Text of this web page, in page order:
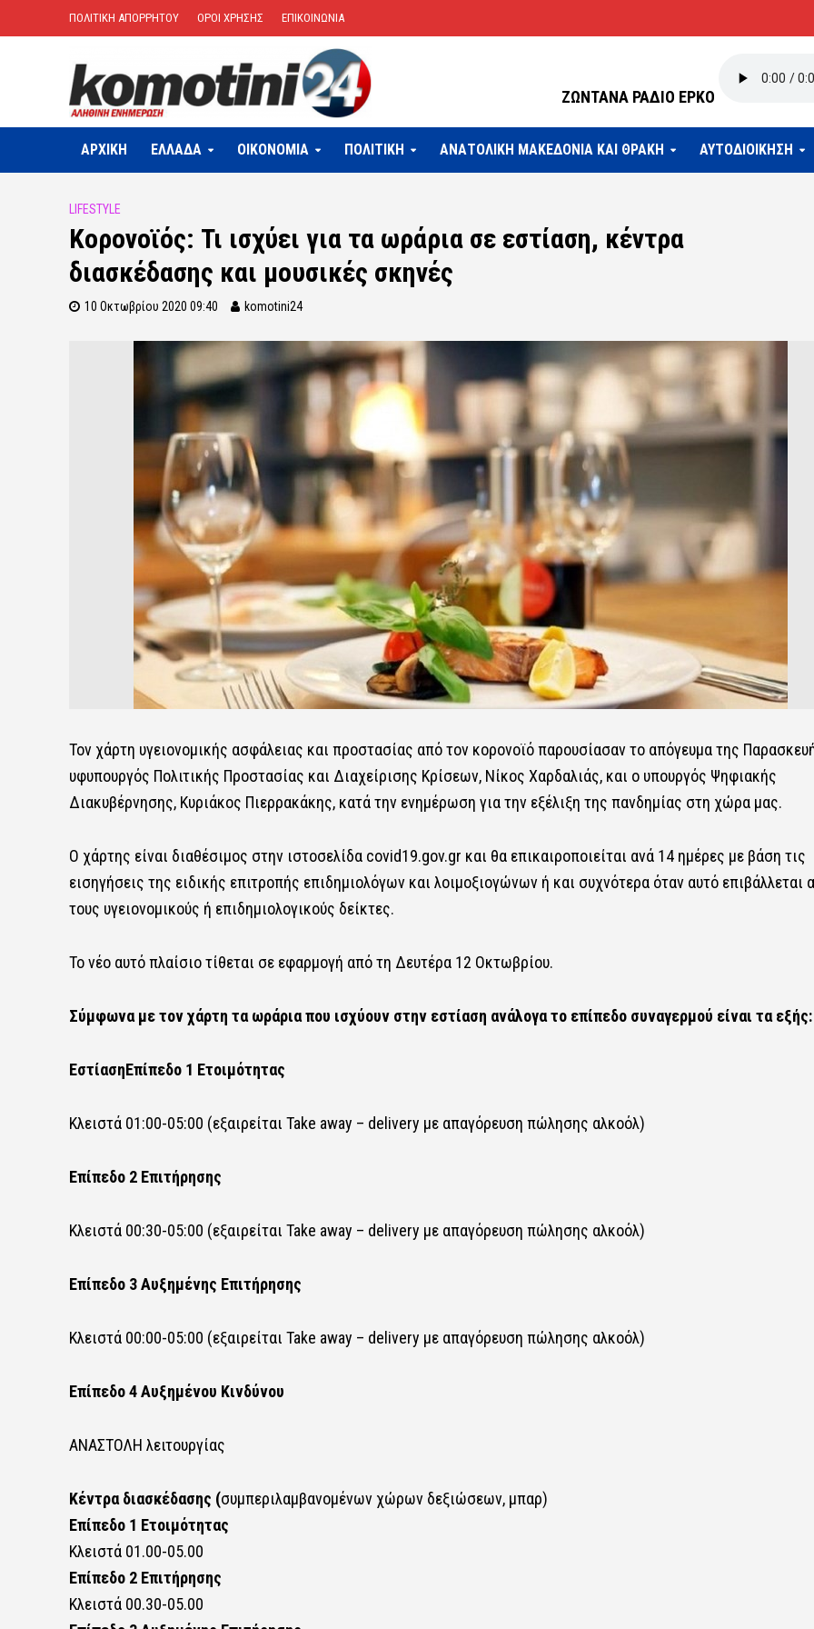
ΠΟΛΙΤΙΚΗ ΑΠΟΡΡΗΤΟΥ ΟΡΟΙ ΧΡΗΣΗΣ ΕΠΙΚΟΙΝΩΝΙΑ
ΖΩΝΤΑΝΑ ΡΑΔΙΟ ΕΡΚΟ
ΑΡΧΙΚΗ ΕΛΛΑΔΑ OIKONOMIA ΠΟΛΙΤΙΚΗ ΑΝΑΤΟΛΙΚΗ ΜΑΚΕΔΟΝΙΑ ΚΑΙ ΘΡΑΚΗ ΑΥΤΟΔΙΟΙΚΗΣΗ
LIFESTYLE
Κορονοϊός: Τι ισχύει για τα ωράρια σε εστίαση, κέντρα
διασκέδασης και μουσικές σκηνές
10 Οκτωβρίου 2020 09:40 komotini24
Τον χάρτη υγειονομικής ασφάλειας και προστασίας από τον κορονοϊό παρουσίασαν το απόγευμα της
υφυπουργός Πολιτικής Προστασίας και Διαχείρισης Κρίσεων, Νίκος Χαρδαλιάς, και ο υπουργός Ψηφιακής
Διακυβέρνησης, Κυριάκος Πιερρακάκης, κατά την ενημέρωση για την εξέλιξη της πανδημίας στη χώρα μας.
Ο χάρτης είναι διαθέσιμος στην ιστοσελίδα covid19.gov.gr και θα επικαιροποιείται ανά 14 ημέρες με βάση τις
εισηγήσεις της ειδικής επιτροπής επιδημιολόγων και λοιμοξιογώνων ή και συχνότερα όταν αυτό επιβάλλεται
τους υγειονομικούς ή επιδημιολογικούς δείκτες.
Το νέο αυτό πλαίσιο τίθεται σε εφαρμογή από τη Δευτέρα 12 Οκτωβρίου.
Σύμφωνα με τον χάρτη τα ωράρια που ισχύουν στην εστίαση ανάλογα το επίπεδο συναγερμού είναι τα εξής:
ΕστίασηΕπίπεδο 1 Ετοιμότητας
Κλειστά 01:00-05:00 (εξαιρείται Take away – delivery με απαγόρευση πώλησης αλκοόλ)
Επίπεδο 2 Επιτήρησης
Κλειστά 00:30-05:00 (εξαιρείται Take away – delivery με απαγόρευση πώλησης αλκοόλ)
Επίπεδο 3 Αυξημένης Επιτήρησης
Κλειστά 00:00-05:00 (εξαιρείται Take away – delivery με απαγόρευση πώλησης αλκοόλ)
Επίπεδο 4 Αυξημένου Κινδύνου
ΑΝΑΣΤΟΛΗ λειτουργίας
Κέντρα διασκέδασης (συμπεριλαμβανομένων χώρων δεξιώσεων, μπαρ)
Επίπεδο 1 Ετοιμότητας
Κλειστά 01.00-05.00
Επίπεδο 2 Επιτήρησης
Κλειστά 00.30-05.00